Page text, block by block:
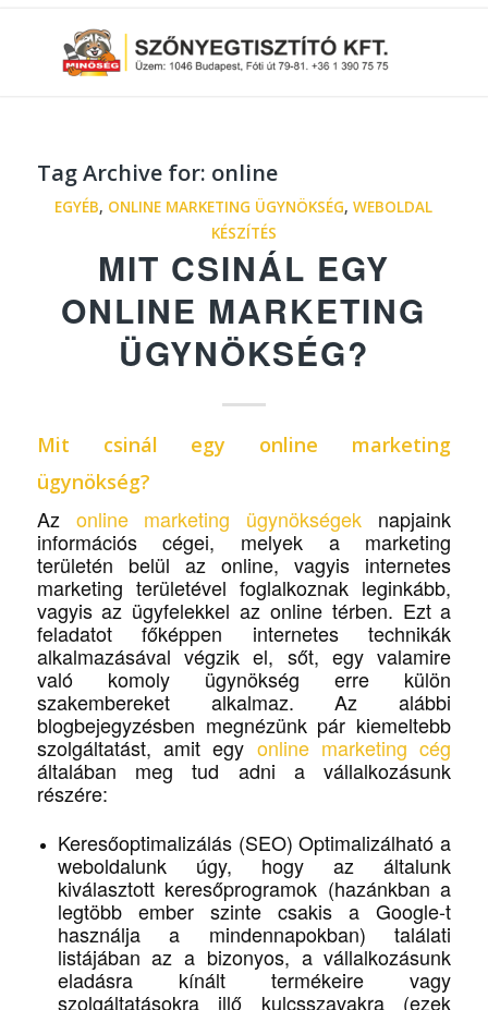
Tag Archive for: online
EGYÉB, ONLINE MARKETING ÜGYNÖKSÉG,WEBOLDAL
KÉSZÍTÉS
MIT CSINÁL EGY
ONLINE MARKETING
ÜGYNÖKSÉG?
Mit csinál egy online marketing
ügynökség?
Az online marketing ügynökségek napjaink
információs cégei, melyek a marketing
területén belül az online, vagyis internetes
marketing területével foglalkoznak leginkább,
vagyis az ügyfelekkel az online térben. Ezt a
feladatot főképpen internetes technikák
alkalmazásával végzik el, sőt, egy valamire
való komoly ügynökség erre külön
szakembereket alkalmaz. Az alábbi
blogbejegyzésben megnézünk pár kiemeltebb
szolgáltatást, amit egy online marketing cég
általában meg tud adni a vállalkozásunk
részére:
Keresőoptimalizálás (SEO) Optimalizálható a
weboldalunk úgy, hogy az általunk
kiválasztott keresőprogramok (hazánkban a
legtöbb ember szinte csakis a Google-t
használja a mindennapokban) találati
listájában az a bizonyos, a vállalkozásunk
eladásra kínált termékeire vagy
szolgáltatásokra illő kulcsszavakra (ezek